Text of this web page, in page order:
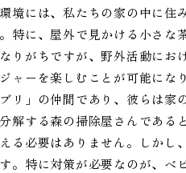
境には、私たちの家の中に
特に、屋外で見かける小さな
りがちですが、野外活動にお
ャーを楽しむことが可能にな
リ」の仲間であり、彼らは
解する森の掃除屋さんであ
る必要はありません。しか
。特に対策が必要なのが、ベ